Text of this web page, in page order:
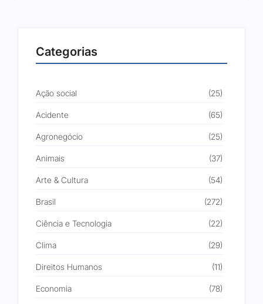
Categorias
Ação social (25)
Acidente (65)
Agronegócio (25)
Animais (37)
Arte & Cultura (54)
Brasil (272)
Ciência e Tecnologia (22)
Clima (29)
Direitos Humanos (11)
Economia (78)